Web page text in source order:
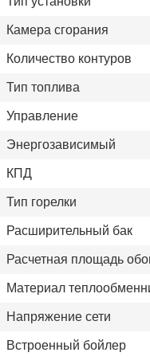
Камера сгорания
Количество контуров
Тип топлива
Управление
Энергозависимый
КПД
Тип горелки
Расширительный бак
Расчетная площадь
Материал
Напряжение сети
Встроенный бойлер